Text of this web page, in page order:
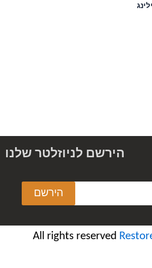
הירשם לניוזלטר שלנו
הירשם
R